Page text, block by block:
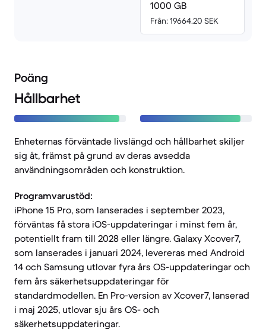
1000 GB
Från: 19664.20 SEK
Poäng
Hållbarhet
Enheternas förväntade livslängd och hållbarhet skiljer
sig åt, främst på grund av deras avsedda
användningsområden och konstruktion.
Programvarustöd:
iPhone 15 Pro, som lanserades i september 2023,
förväntas få stora iOS-uppdateringar i minst fem år,
potentiellt fram till 2028 eller längre. Galaxy Xcover7,
som lanserades i januari 2024, levereras med Android
14 och Samsung utlovar fyra års OS-uppdateringar och
fem års säkerhetsuppdateringar för
standardmodellen. En Pro-version av Xcover7, lanserad
i maj 2025, utlovar sju års OS- och
säkerhetsuppdateringar.